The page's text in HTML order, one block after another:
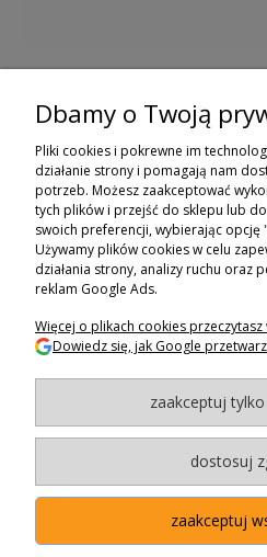
ZAPISZ SIĘ DO
MOJE
Dbamy o Twoją
Pliki cookies i pokrewne im
działanie strony i pomagają nam
potrzeb. Możesz zaakceptować
tych plików i przejść do sklepu lub
swoich preferencji, wybierając opcję
Używamy plików cookies w celu
działania strony, analizy ruchu oraz
reklam Google Ads.
Więcej o plikach cookies
Dowiedz się, jak Google
zaakceptuj
dostosuj
zaakceptuj